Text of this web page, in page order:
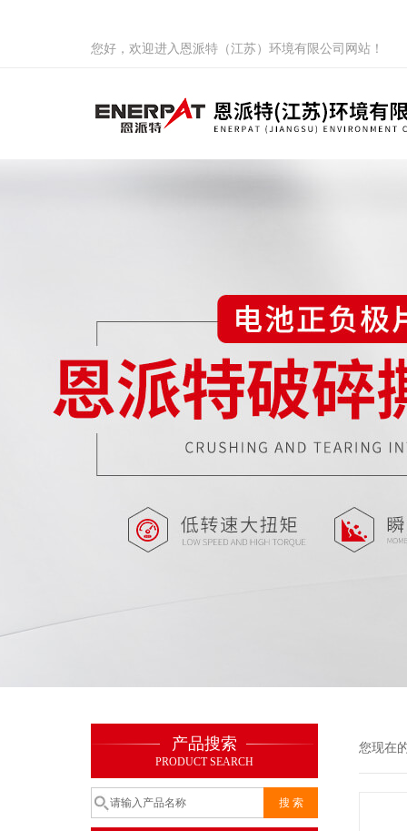
您好，欢迎进入恩派特（江苏）环境有限公司网站！
产品搜索
PRODUCT SEARCH
您现在